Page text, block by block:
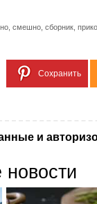
смешно сборник
Сохранить
и
новости